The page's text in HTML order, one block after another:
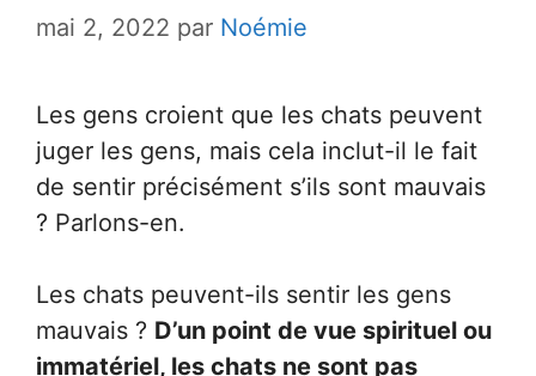
mai 2, 2022 par Noémie
Les gens croient que les chats peuvent
juger les gens, mais cela inclut-il le fait
de sentir précisément s’ils sont mauvais
? Parlons-en.
Les chats peuvent-ils sentir les gens
mauvais ? D’un point de vue spirituel ou
immatériel, les chats ne sont pas